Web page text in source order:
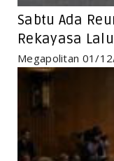
Sabtu Ada
Rekayasa
Megapolitan 01/